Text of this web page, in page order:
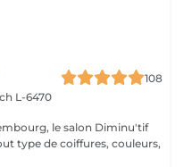
108
L-6470
le salon Diminu'tif
type de coiffures, couleurs,